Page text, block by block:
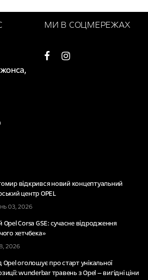
МИ В СОЦМЕРЕЖАХ
відкрився новий концептуальний
центр OPEL
03, 2026
Opel Corsa GSE: сучасне відродження
хетчбека»
2026
Opel оголошує про старт унікальної
wunderbar травень з Opel — вигідні ціни